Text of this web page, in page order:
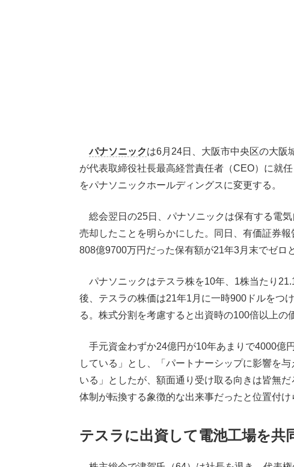
パナソニックは6月24日、大阪市中央区の大阪
が代表取締役社長最高経営責任者（CEO）に就
をパナソニックホールディングスに変更する。
総会翌日の25日、パナソニックは保有する電
売却したことを明らかにした。同日、有価証券
808億9700万円だった保有額が21年3月末でゼロ
パナソニックはテスラ株を10年、1株当たり
後、テスラの株価は21年1月に一時900ドルをつ
る。株式分割を考慮すると出資時の100倍以上の
手元資金わずか24億円が10年あまりで4000億
している」とし、「パートナーシップに影響を
いる」としたが、額面通り受け取る向きは皆無
体制が転換する象徴的な出来事だったと位置付け
テスラに出資して電池工場を共